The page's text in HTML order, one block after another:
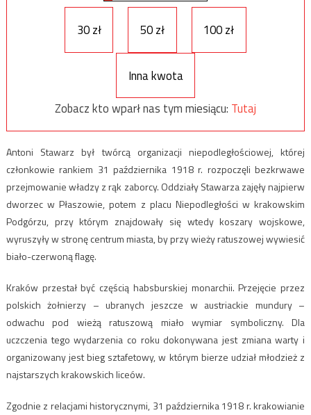
30 zł 50 zł 100 zł
Inna kwota
Zobacz kto wparł nas tym miesiącu: Tutaj
Antoni Stawarz był twórcą organizacji niepodległościowej, której
członkowie rankiem 31 października 1918 r. rozpoczęli bezkrwawe
przejmowanie władzy z rąk zaborcy. Oddziały Stawarza zajęły najpierw
dworzec w Płaszowie, potem z placu Niepodległości w krakowskim
Podgórzu, przy którym znajdowały się wtedy koszary wojskowe,
wyruszyły w stronę centrum miasta, by przy wieży ratuszowej wywiesić
biało-czerwoną flagę.
Kraków przestał być częścią habsburskiej monarchii. Przejęcie przez
polskich żołnierzy – ubranych jeszcze w austriackie mundury –
odwachu pod wieżą ratuszową miało wymiar symboliczny. Dla
uczczenia tego wydarzenia co roku dokonywana jest zmiana warty i
organizowany jest bieg sztafetowy, w którym bierze udział młodzież z
najstarszych krakowskich liceów.
Zgodnie z relacjami historycznymi, 31 października 1918 r. krakowianie